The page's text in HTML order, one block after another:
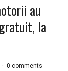
au
la
0 comments